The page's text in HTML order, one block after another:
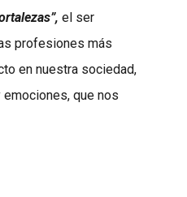
el ser
profesiones más
en nuestra sociedad,
que nos